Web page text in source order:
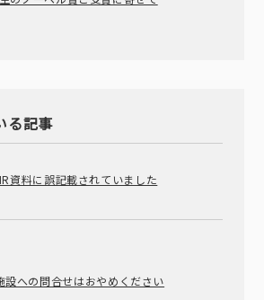
る記事
資料に誤記載されていました
設への問合せはおやめください